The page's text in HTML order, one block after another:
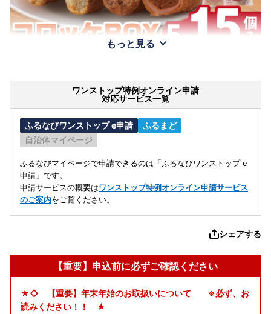
もっと見る
ワンストップ特例オンライン申請
対応サービス一覧
ふるなびワンストップ e申請
ふるまど
自治体マイページ
ふるなびマイページで申請できるのは「ふるなびワンストップ e
申請」です。
申請サービスの概要はワンストップ特例オンライン申請サービス
のご案内をご覧ください。
シェアする
【重要】申込前に必ずご確認ください
★◇ 【重要】年末年始のお取扱いについて ※必ず、お
読みください！！ ★